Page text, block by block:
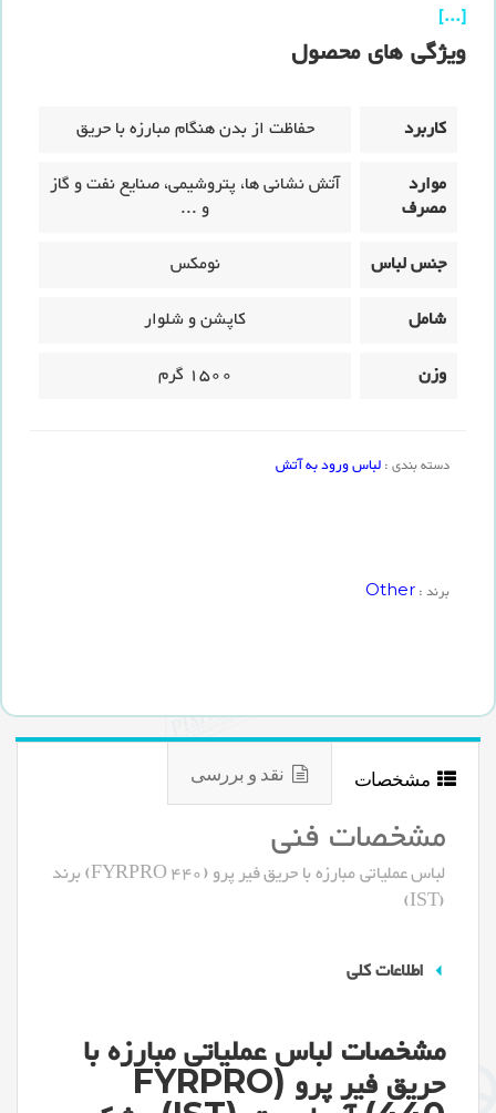
[...]
ویژگی های محصول
کاربرد
حفاظت از بدن هنگام مبارزه با حریق
موارد
مصرف
آتش نشانی ها، پتروشیمی، صنایع نفت و گاز
و ...
جنس لباس
نومکس
شامل
کاپشن و شلوار
وزن
1500 گرم
دسته بندی :لباس ورود به آتش
برند : Other
مشخصات نقد و بررسی
مشخصات فنی
لباس عملیاتی مبارزه با حریق فیر پرو (FYRPRO 440) برند
(IST)
اطلاعات کلی
مشخصات لباس عملیاتی مبارزه با
حریق فیر پرو (FYRPRO